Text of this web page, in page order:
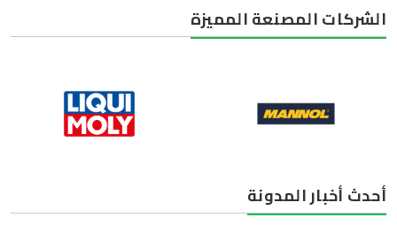
الشركات المصنعة المميزة
أحدث أخبار المدونة